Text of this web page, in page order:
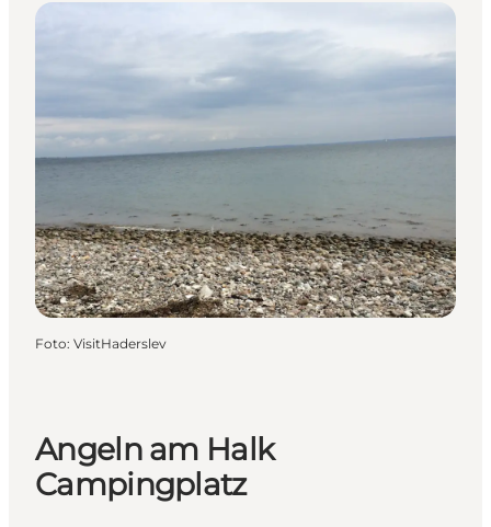
Foto: VisitHaderslev
Angeln am Halk
Campingplatz